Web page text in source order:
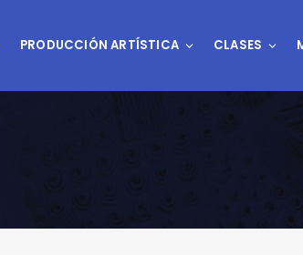
PRODUCCIÓN ARTÍSTICA CLASES